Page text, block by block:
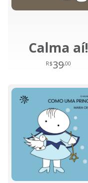
Calma aí!
R$39,00